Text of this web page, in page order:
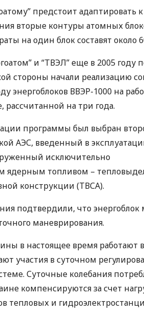
предстоит адаптировать к
вторые контуры атомных
на один блок составят около
и “ТВЭЛ” еще в 2005 году
стороны начали реализацию
энергоблоков ВВЭР-1000 на
на три года.
программы был выбран
АЭС, введенный в
исключительно
ядерным топливом –
конструкции (ТВСА).
подтвердили, что энергоблок
маневрирования.
в настоящее время работают
участия в суточном
Суточные колебания
компенсируются за счет
тепловых и